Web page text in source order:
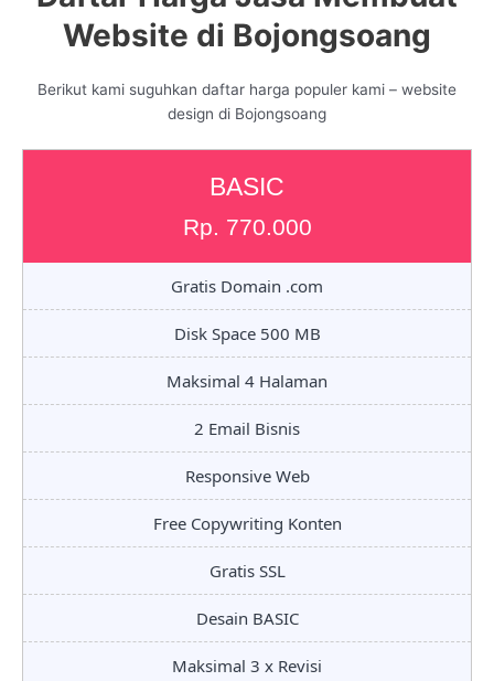
Website di Bojongsoang
Berikut kami suguhkan daftar harga populer kami – website
design di Bojongsoang
BASIC
Rp. 770.000
Gratis Domain .com
Disk Space 500 MB
Maksimal 4 Halaman
2 Email Bisnis
Responsive Web
Free Copywriting Konten
Gratis SSL
Desain BASIC
Maksimal 3 x Revisi